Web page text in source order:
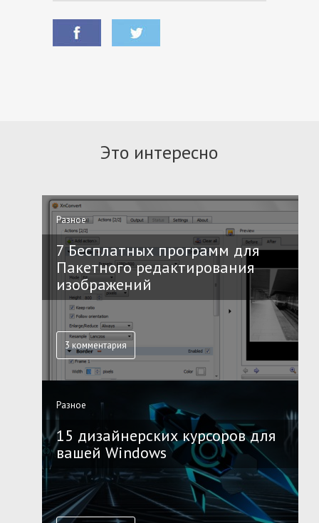
Это интересно
Разное
7 Бесплатных программ для
Пакетного редактирования
изображений
3 комментария
Разное
15 дизайнерских курсоров для
вашей Windows